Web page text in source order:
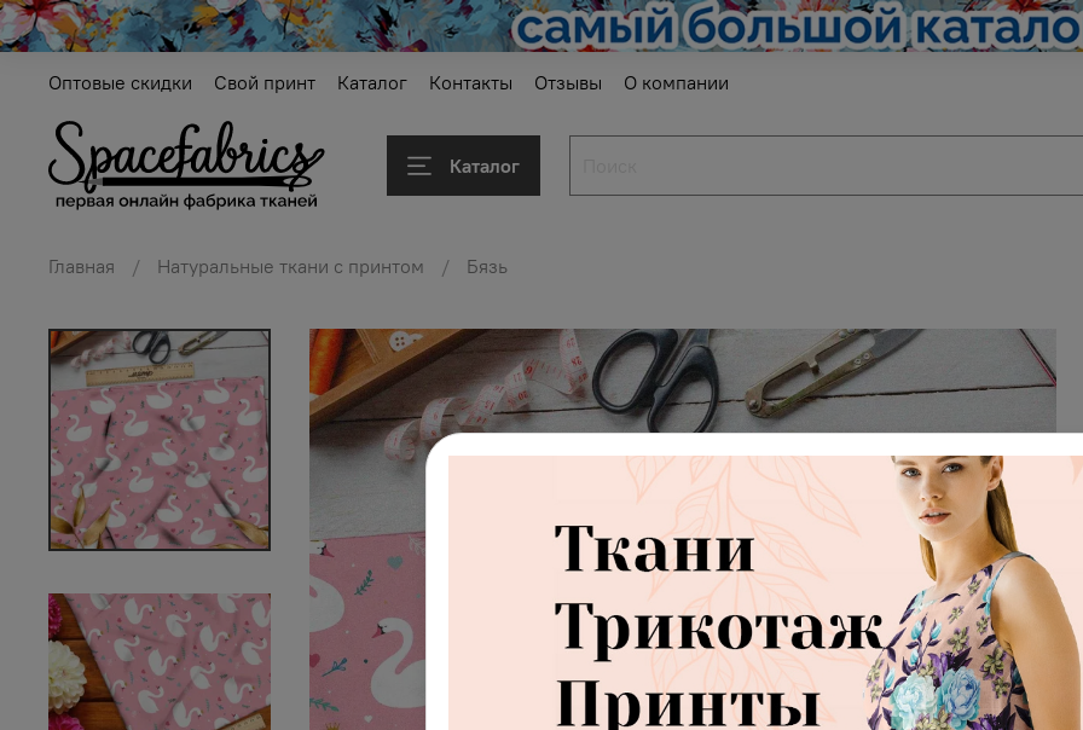
Оптовые скидки Свой принт Каталог Контакты Отзывы О компании
Каталог
Главная Натуральные ткани с принтом Бязь